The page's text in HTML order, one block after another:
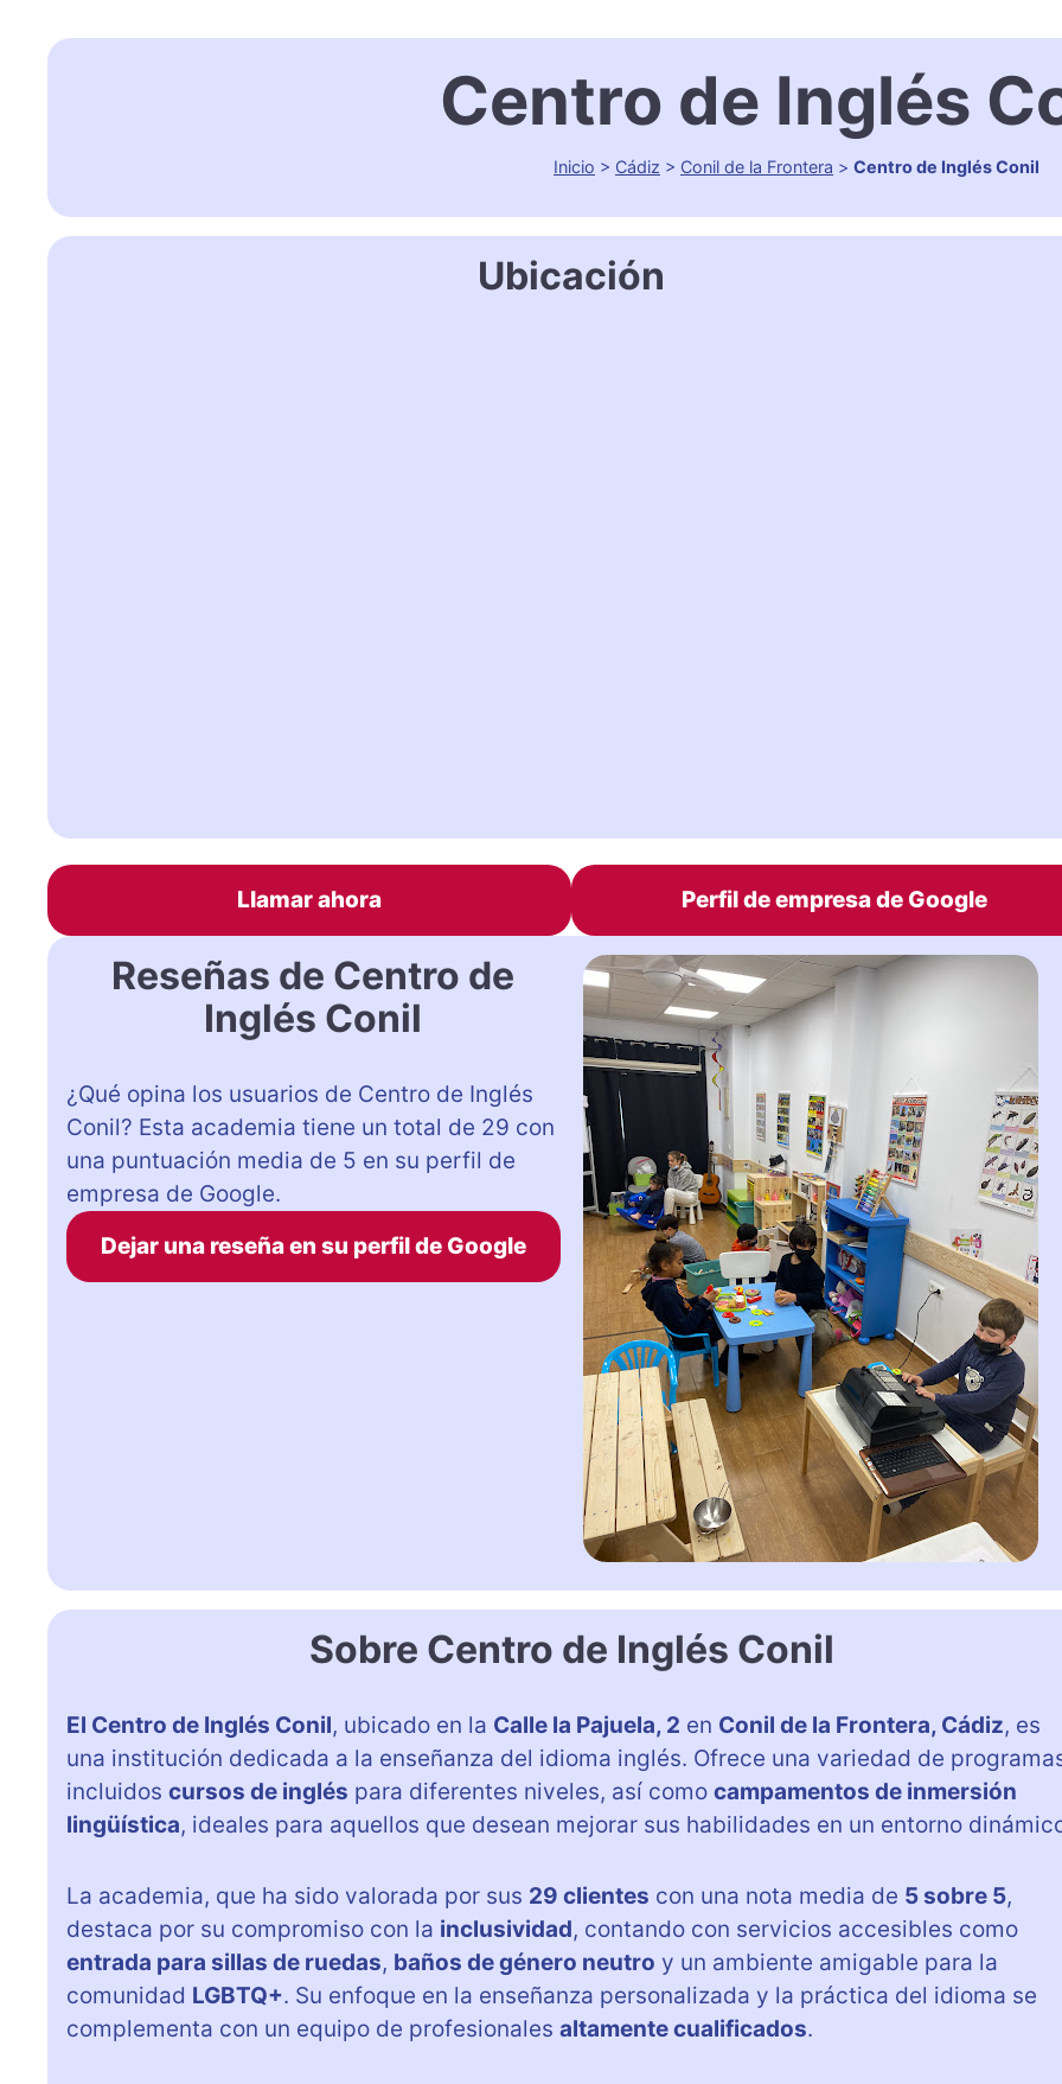
Centro de Inglés
Inicio > Cádiz > Conil de la Frontera > Centro de Inglés Conil
Ubicación
Llamar ahora Perfil de empresa de Google
Reseñas de Centro de
Inglés Conil
¿Qué opina los usuarios de Centro de Inglés
Conil? Esta academia tiene un total de 29 con
una puntuación media de 5 en su perfil de
empresa de Google.
Dejar una reseña en su perfil de Google
Sobre Centro de Inglés Conil
El Centro de Inglés Conil, ubicado en la Calle la Pajuela, 2 en Conil de la Frontera, Cádiz, es
una institución dedicada a la enseñanza del idioma inglés. Ofrece una variedad de
incluidos cursos de inglés para diferentes niveles, así como campamentos de inmersión
lingüística, ideales para aquellos que desean mejorar sus habilidades en un entorno
La academia, que ha sido valorada por sus 29 clientes con una nota media de 5 sobre 5,
destaca por su compromiso con la inclusividad, contando con servicios accesibles como
entrada para sillas de ruedas, baños de género neutro y un ambiente amigable para la
comunidad LGBTQ+. Su enfoque en la enseñanza personalizada y la práctica del idioma se
complementa con un equipo de profesionales altamente cualificados.